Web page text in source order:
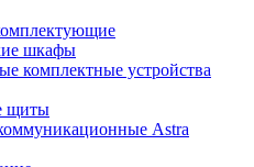
шкафы
комплектные устройства
щиты
Astra